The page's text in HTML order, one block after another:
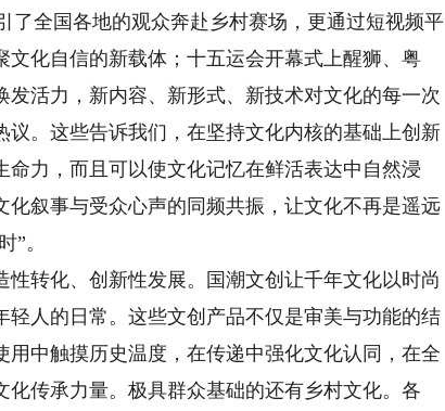
全国各地的观众奔赴乡村赛场，更通过短视频平
化自信的新载体；十五运会开幕式上醒狮、粤
活力，新内容、新形式、新技术对文化的每一次
。这些告诉我们，在坚持文化内核的基础上创新
力，而且可以使文化记忆在鲜活表达中自然浸
叙事与受众心声的同频共振，让文化不再是遥远
”。
转化、创新性发展。国潮文创让千年文化以时尚
人的日常。这些文创产品不仅是审美与功能的结
中触摸历史温度，在传递中强化文化认同，在全
传承力量。极具群众基础的还有乡村文化。各